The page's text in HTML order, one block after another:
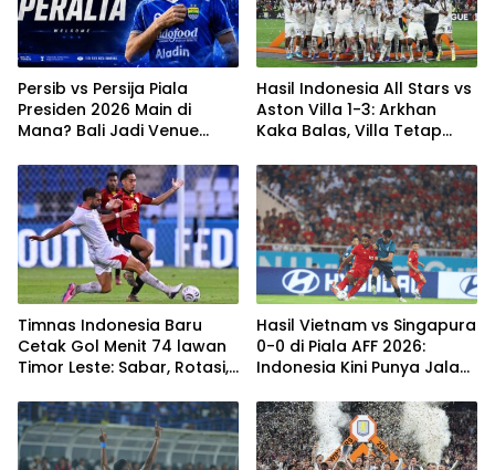
Persib vs Persija Piala
Presiden 2026 Main di
Mana? Bali Jadi Venue
Hasil Indonesia All Stars vs
Aston Villa 1-3: Arkhan
Kaka Balas, Villa Tetap
Timnas Indonesia Baru
Cetak Gol Menit 74 lawan
Timor Leste: Sabar, Rotasi,
Hasil Vietnam vs Singapura
0-0 di Piala AFF 2026:
Indonesia Kini Punya Jalan